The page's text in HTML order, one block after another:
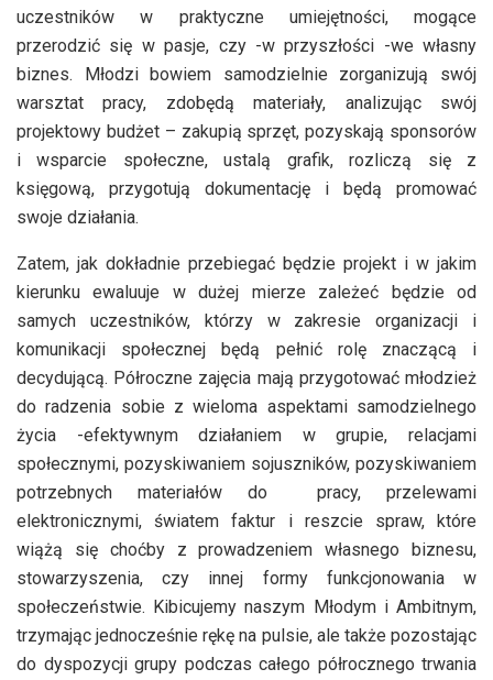
uczestników w praktyczne umiejętności, mogące
przerodzić się w pasje, czy -w przyszłości -we własny
biznes. Młodzi bowiem samodzielnie zorganizują swój
warsztat pracy, zdobędą materiały, analizując swój
projektowy budżet – zakupią sprzęt, pozyskają sponsorów
i wsparcie społeczne, ustalą grafik, rozliczą się z
księgową, przygotują dokumentację i będą promować
swoje działania.
Zatem, jak dokładnie przebiegać będzie projekt i w jakim
kierunku ewaluuje w dużej mierze zależeć będzie od
samych uczestników, którzy w zakresie organizacji i
komunikacji społecznej będą pełnić rolę znaczącą i
decydującą. Półroczne zajęcia mają przygotować młodzież
do radzenia sobie z wieloma aspektami samodzielnego
życia -efektywnym działaniem w grupie, relacjami
społecznymi, pozyskiwaniem sojuszników, pozyskiwaniem
potrzebnych materiałów do pracy, przelewami
elektronicznymi, światem faktur i reszcie spraw, które
wiążą się choćby z prowadzeniem własnego biznesu,
stowarzyszenia, czy innej formy funkcjonowania w
społeczeństwie. Kibicujemy naszym Młodym i Ambitnym,
trzymając jednocześnie rękę na pulsie, ale także pozostając
do dyspozycji grupy podczas całego półrocznego trwania